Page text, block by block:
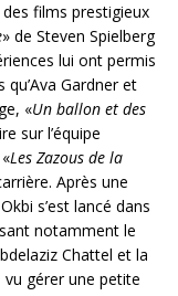
films prestigieux
» de Steven Spielberg
lui ont permis
Gardner et
«Un ballon et des
sur l’équipe
Les Zazous de la
Après une
s’est lancé dans
notamment le
Chattel et la
gérer une petite